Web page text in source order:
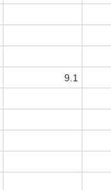
9.1